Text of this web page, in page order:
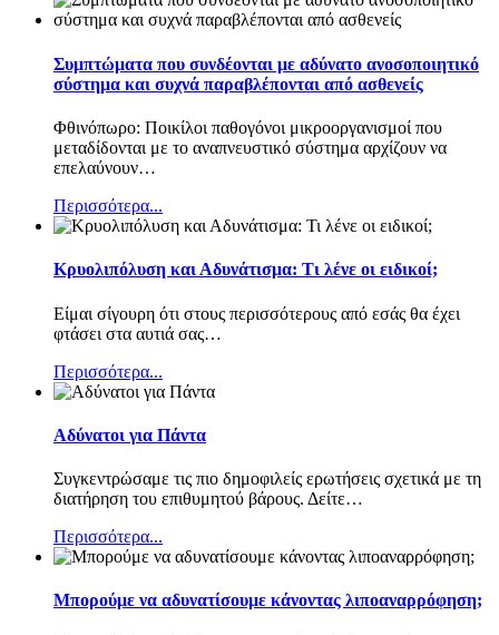
Συμπτώματα που συνδέονται με αδύνατο ανοσοποιητικό
σύστημα και συχνά παραβλέπονται από ασθενείς
Φθινόπωρο: Ποικίλοι παθογόνοι μικροοργανισμοί που
μεταδίδονται με το αναπνευστικό σύστημα αρχίζουν να
επελαύνουν…
Περισσότερα...
Κρυολιπόλυση και Αδυνάτισμα: Τι λένε οι ειδικοί;
Είμαι σίγουρη ότι στους περισσότερους από εσάς θα έχει
φτάσει στα αυτιά σας…
Περισσότερα...
Αδύνατοι για Πάντα
Συγκεντρώσαμε τις πιο δημοφιλείς ερωτήσεις σχετικά με τη
διατήρηση του επιθυμητού βάρους. Δείτε…
Περισσότερα...
Μπορούμε να αδυνατίσουμε κάνοντας λιποαναρρόφηση;